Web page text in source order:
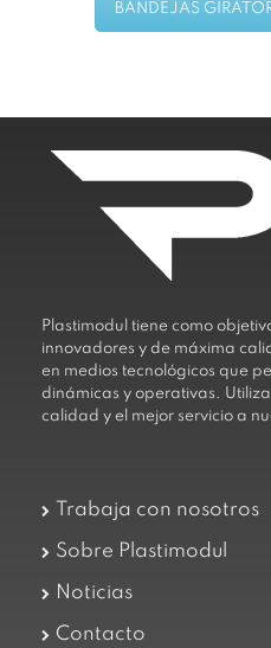
BANDEJAS
Plastimodul tiene como
innovadores y de máxima
en medios tecnológicos que
dinámicas y operativas.
calidad y el mejor servicio a
Trabaja con nosotros
Sobre Plastimodul
Noticias
Contacto